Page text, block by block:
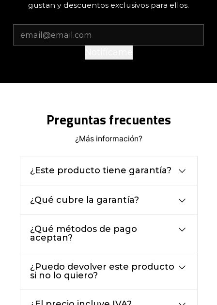
gustan y descuentos exclusivos para ellos.
Preguntas frecuentes
¿Más información?
¿Este producto tiene garantía?
¿Qué cubre la garantía?
¿Qué métodos de pago
aceptan?
¿Puedo devolver este producto
si no lo quiero?